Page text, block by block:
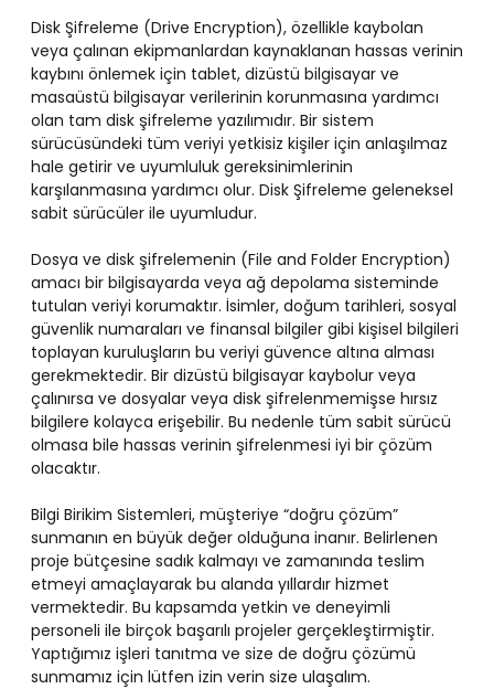
Disk Şifreleme (Drive Encryption), özellikle kaybolan
veya çalınan ekipmanlardan kaynaklanan hassas verinin
kaybını önlemek için tablet, dizüstü bilgisayar ve
masaüstü bilgisayar verilerinin korunmasına yardımcı
olan tam disk şifreleme yazılımıdır. Bir sistem
sürücüsündeki tüm veriyi yetkisiz kişiler için anlaşılmaz
hale getirir ve uyumluluk gereksinimlerinin
karşılanmasına yardımcı olur. Disk Şifreleme geleneksel
sabit sürücüler ile uyumludur.
Dosya ve disk şifrelemenin (File and Folder Encryption)
amacı bir bilgisayarda veya ağ depolama sisteminde
tutulan veriyi korumaktır. İsimler, doğum tarihleri, sosyal
güvenlik numaraları ve finansal bilgiler gibi kişisel bilgileri
toplayan kuruluşların bu veriyi güvence altına alması
gerekmektedir. Bir dizüstü bilgisayar kaybolur veya
çalınırsa ve dosyalar veya disk şifrelenmemişse hırsız
bilgilere kolayca erişebilir. Bu nedenle tüm sabit sürücü
olmasa bile hassas verinin şifrelenmesi iyi bir çözüm
olacaktır.
Bilgi Birikim Sistemleri, müşteriye “doğru çözüm”
sunmanın en büyük değer olduğuna inanır. Belirlenen
proje bütçesine sadık kalmayı ve zamanında teslim
etmeyi amaçlayarak bu alanda yıllardır hizmet
vermektedir. Bu kapsamda yetkin ve deneyimli
personeli ile birçok başarılı projeler gerçekleştirmiştir.
Yaptığımız işleri tanıtma ve size de doğru çözümü
sunmamız için lütfen izin verin size ulaşalım.